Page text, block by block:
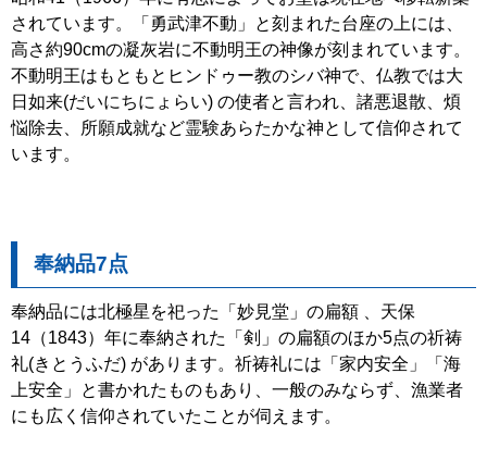
されています。「勇武津不動」と刻まれた台座の上には、
高さ約90cmの凝灰岩に不動明王の神像が刻まれています。
不動明王はもともとヒンドゥー教のシバ神で、仏教では大
日如来(だいにちにょらい) の使者と言われ、諸悪退散、煩
悩除去、所願成就など霊験あらたかな神として信仰されて
います。
奉納品7点
奉納品には北極星を祀った「妙見堂」の扁額 、天保
14（1843）年に奉納された「剣」の扁額のほか5点の祈祷
礼(きとうふだ) があります。祈祷礼には「家内安全」「海
上安全」と書かれたものもあり、一般のみならず、漁業者
にも広く信仰されていたことが伺えます。